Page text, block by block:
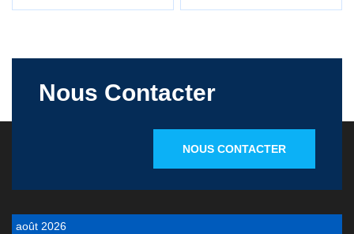
Nous Contacter
NOUS CONTACTER
août 2026